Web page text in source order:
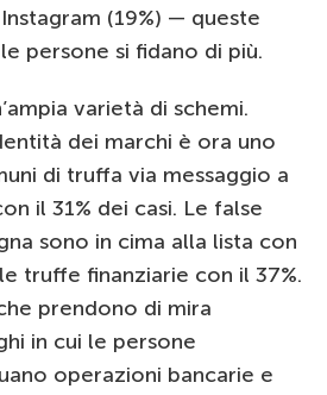
(19%) — queste
persone si fidano di più.
varietà di schemi.
dei marchi è ora uno
di truffa via messaggio a
il 31% dei casi. Le false
sono in cima alla lista con
truffe finanziarie con il 37%.
prendono di mira
in cui le persone
operazioni bancarie e